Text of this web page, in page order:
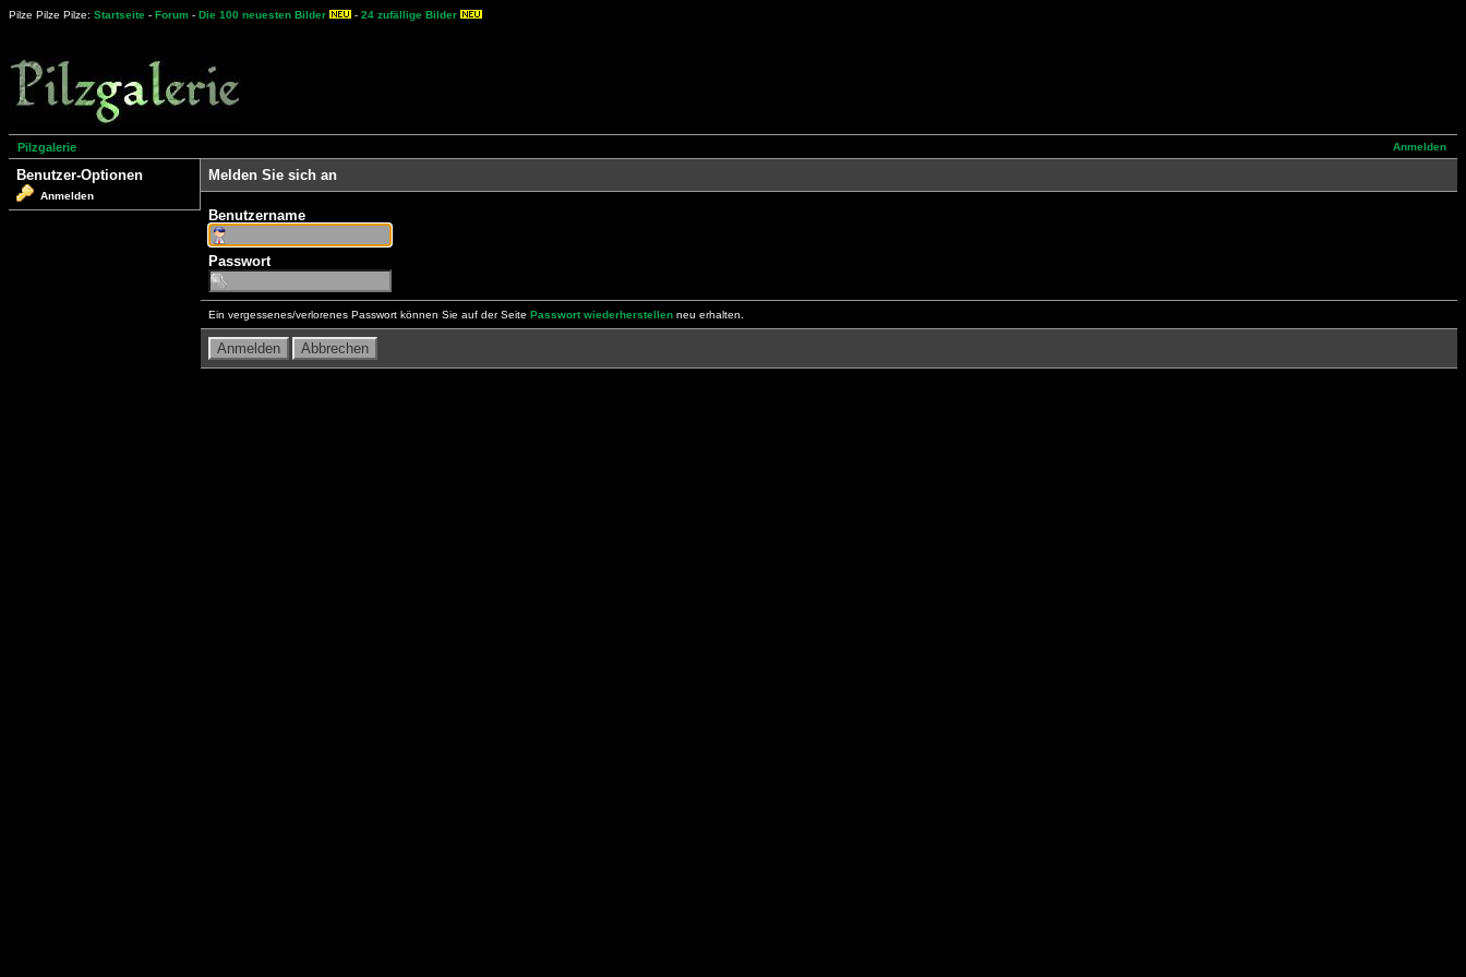
Pilze Pilze Pilze: Startseite - Forum - Die 100 neuesten Bilder - 24 zufällige Bilder
Anmelden
Pilzgalerie
Benutzer-Optionen
Anmelden
Melden Sie sich an
Benutzername
Passwort
Ein vergessenes/verlorenes Passwort können Sie auf der Seite Passwort wiederherstellen neu erhalten.